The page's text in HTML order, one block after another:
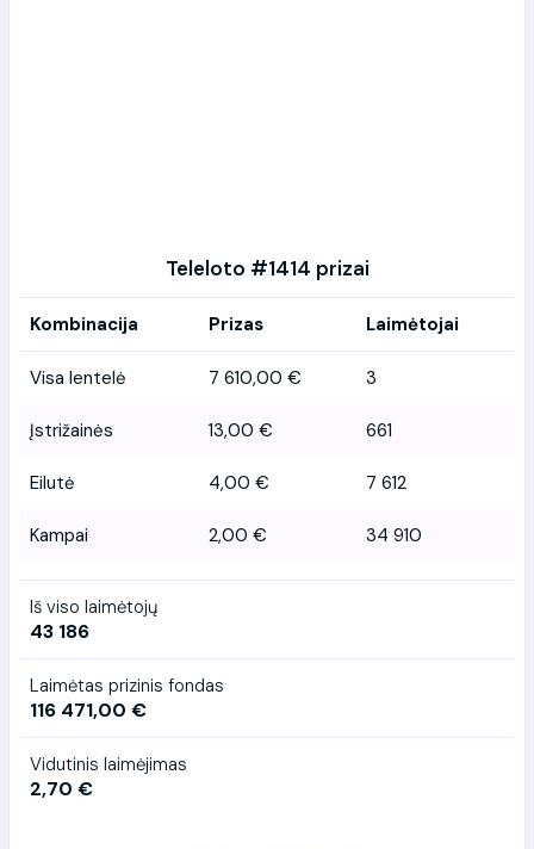
Teleloto #1414 prizai
Kombinacija Prizas Laimėtojai
Visa lentelė 7 610,00 € 3
Įstrižainės 13,00 € 661
Eilutė 4,00 € 7 612
Kampai 2,00 € 34 910
Iš viso laimėtojų
43 186
Laimėtas prizinis fondas
116 471,00 €
Vidutinis laimėjimas
2,70 €